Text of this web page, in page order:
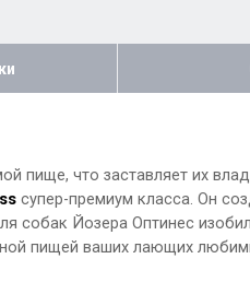
пище, что заставляет их
супер-премиум класса. Он
собак Йозера Оптинес
пищей ваших лающих